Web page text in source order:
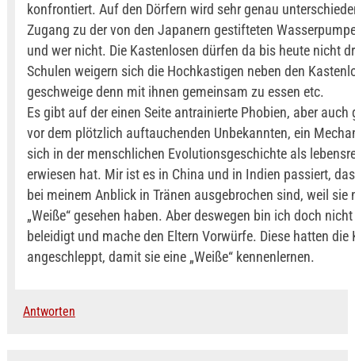
konfrontiert. Auf den Dörfern wird sehr genau
Zugang zu der von den Japanern gestifteten
und wer nicht. Die Kastenlosen dürfen da bis heute nicht
Schulen weigern sich die Hochkastigen neben den
geschweige denn mit ihnen gemeinsam zu essen etc.
Es gibt auf der einen Seite antrainierte Phobien, aber auch
vor dem plötzlich auftauchenden Unbekannten, ein
sich in der menschlichen Evolutionsgeschichte als
erwiesen hat. Mir ist es in China und in Indien passiert,
bei meinem Anblick in Tränen ausgebrochen sind, weil sie
„Weiße“ gesehen haben. Aber deswegen bin ich doch
beleidigt und mache den Eltern Vorwürfe. Diese hatten die
angeschleppt, damit sie eine „Weiße“ kennenlernen.
Antworten